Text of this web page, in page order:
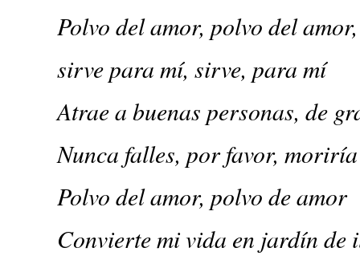
Polvo del amor, polvo del amor,
sirve para mí, sirve, para mí
Atrae a buenas personas, de
Nunca falles, por favor,
Polvo del amor, polvo de amor
Convierte mi vida en jardín de